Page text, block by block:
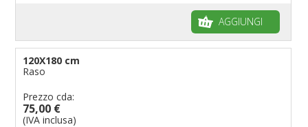
AGGIUNGI
120X180 cm
Raso
Prezzo cda:
75,00 €
(IVA inclusa)